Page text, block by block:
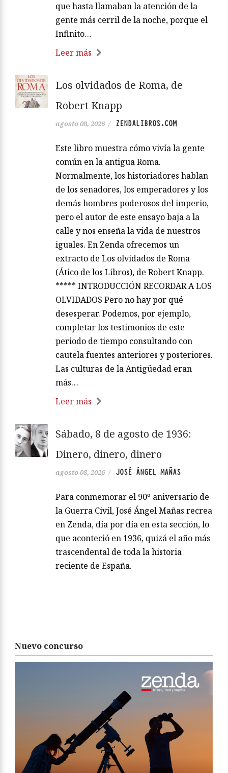
que hasta llamaban la atención de la
gente más cerril de la noche, porque el
Infinito…
Leer más
Los olvidados de Roma, de
Robert Knapp
agosto 08, 2026 / ZENDALIBROS.COM
Este libro muestra cómo vivía la gente
común en la antigua Roma.
Normalmente, los historiadores hablan
de los senadores, los emperadores y los
demás hombres poderosos del imperio,
pero el autor de este ensayo baja a la
calle y nos enseña la vida de nuestros
iguales. En Zenda ofrecemos un
extracto de Los olvidados de Roma
(Ático de los Libros), de Robert Knapp.
***** INTRODUCCIÓN RECORDAR A LOS
OLVIDADOS Pero no hay por qué
desesperar. Podemos, por ejemplo,
completar los testimonios de este
periodo de tiempo consultando con
cautela fuentes anteriores y posteriores.
Las culturas de la Antigüedad eran
más…
Leer más
Sábado, 8 de agosto de 1936:
Dinero, dinero, dinero
agosto 08, 2026 / JOSÉ ÁNGEL MAÑAS
Para conmemorar el 90º aniversario de
la Guerra Civil, José Ángel Mañas recrea
en Zenda, día por día en esta sección, lo
que aconteció en 1936, quizá el año más
trascendental de toda la historia
reciente de España.
Nuevo concurso